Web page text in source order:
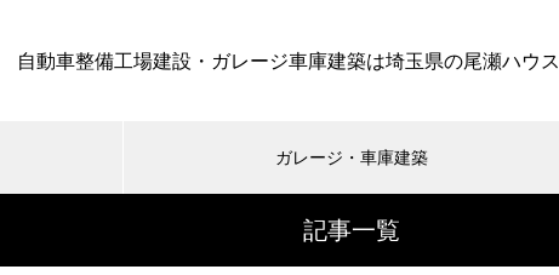
自動車整備工場建設・ガレージ車庫建築は埼玉県の尾瀬ハウス
ガレージ・車庫建築
記事一覧